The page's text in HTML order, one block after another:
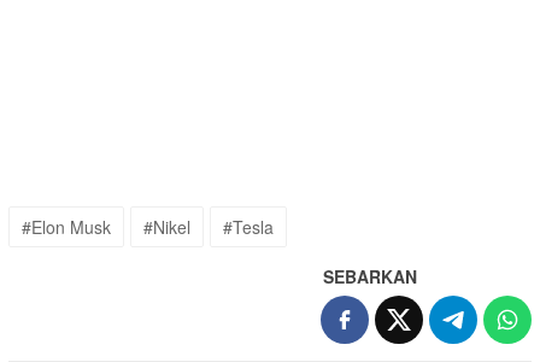
#Elon Musk #Nikel #Tesla
SEBARKAN